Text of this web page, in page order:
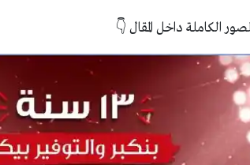
الكاملة داخل المقال 👇